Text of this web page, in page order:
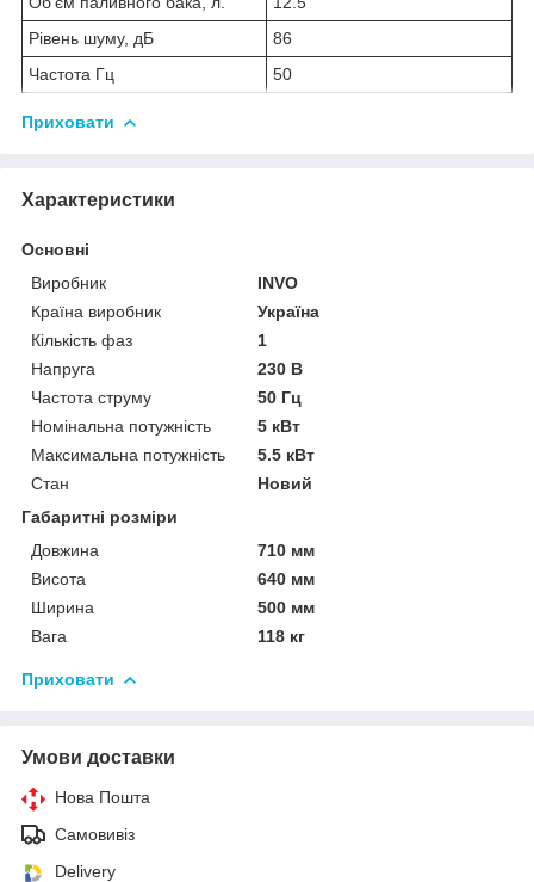
Рівень шуму, дБ
86
Частота Гц
50
Приховати
Характеристики
Основні
Виробник
INVO
Країна виробник
Україна
Кількість фаз
1
Напруга
230 В
Частота струму
50 Гц
Номінальна потужність
5 кВт
Максимальна потужність
5.5 кВт
Стан
Новий
Габаритні розміри
Довжина
710 мм
Висота
640 мм
Ширина
500 мм
Вага
118 кг
Приховати
Умови доставки
Нова Пошта
Самовивіз
Delivery